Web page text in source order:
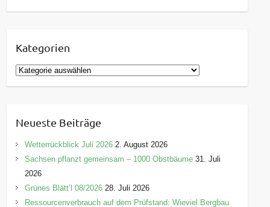
Kategorien
K
a
g
o
r
e
n
Neueste Beiträge
Wetterrückblick Juli 2026 2. August 2026
Sachsen pflanzt gemeinsam – 1000 Obstbäume 31. Juli
2026
Grünes Blätt’l 08/2026 28. Juli 2026
Ressourcenverbrauch auf dem Prüfstand: Wieviel Bergbau